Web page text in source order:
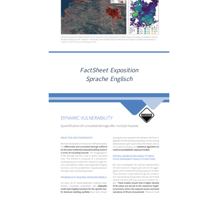
FactSheet Exposition
Sprache Englisch